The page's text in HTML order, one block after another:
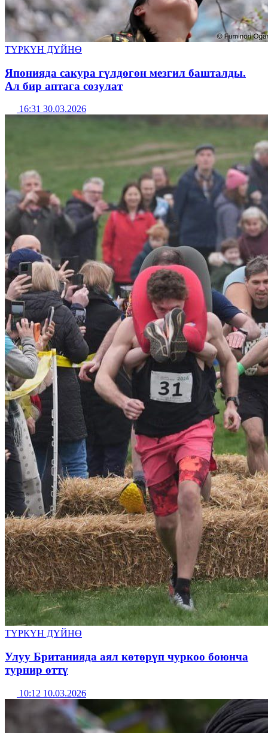
ТҮРКҮН ДҮЙНӨ
Японияда сакура гүлдөгөн мезгил башталды.
Ал бир аптага созулат
16:31 30.03.2026
ТҮРКҮН ДҮЙНӨ
Улуу Британияда аял көтөрүп чуркоо боюнча
турнир өттү
10:12 10.03.2026